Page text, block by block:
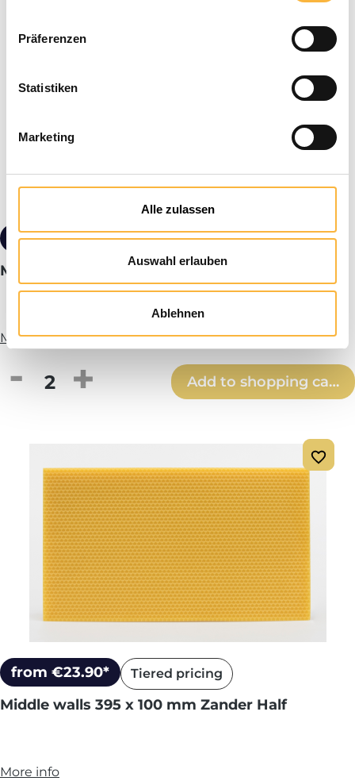
Präferenzen
Statistiken
Marketing
Alle zulassen
Auswahl erlauben
Ablehnen
from €23.90* Tiered pricing
Middle walls 395 x 135 mm Zander flat frame
More info
Product Quantity: Enter the desired
Add to shopping cart
from €23.90* Tiered pricing
Middle walls 395 x 100 mm Zander Half
More info